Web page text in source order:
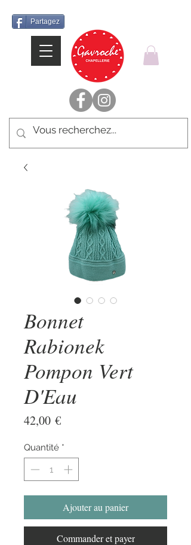
Partagez
Bonnet
Rabionek
Pompon Vert
D'Eau
42,00 €Prix
Quantité *
Ajouter au panier
Commander et payer